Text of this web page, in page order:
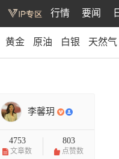
行情 要闻
黄金 原油 白银 天然气
李馨玥
4753
文章数
803
点赞数